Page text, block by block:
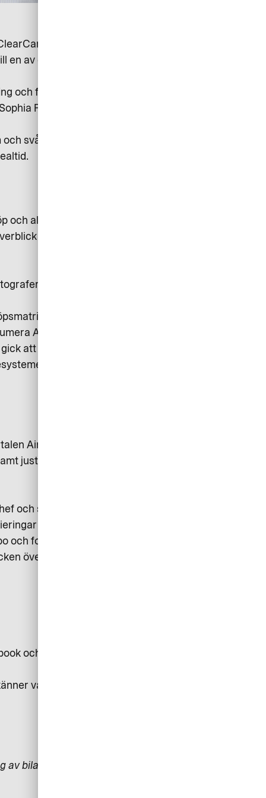
år 2016. Idag har
av de största i branschen. I
och förbrukningsmaterial. Alla
Palebo, ekonomichef på
svåröverskådlig
och alla kortansökningar
över leverantörer, kvitton
underlag vilket gjorde
och samtidigt hitta en
AirPlus).
att följa i realtid. Dessutom
för vidare redovisning,
AirPlus Portal. De som är
justera inköpsgränser på
och slutligen godkänns av
så fort en kortinnehavare
och fortsätter.
över alla transaktioner,
och i Google, säger Lislott
varje köp med mobilt bank
bilar, motorfordon, husvagnar